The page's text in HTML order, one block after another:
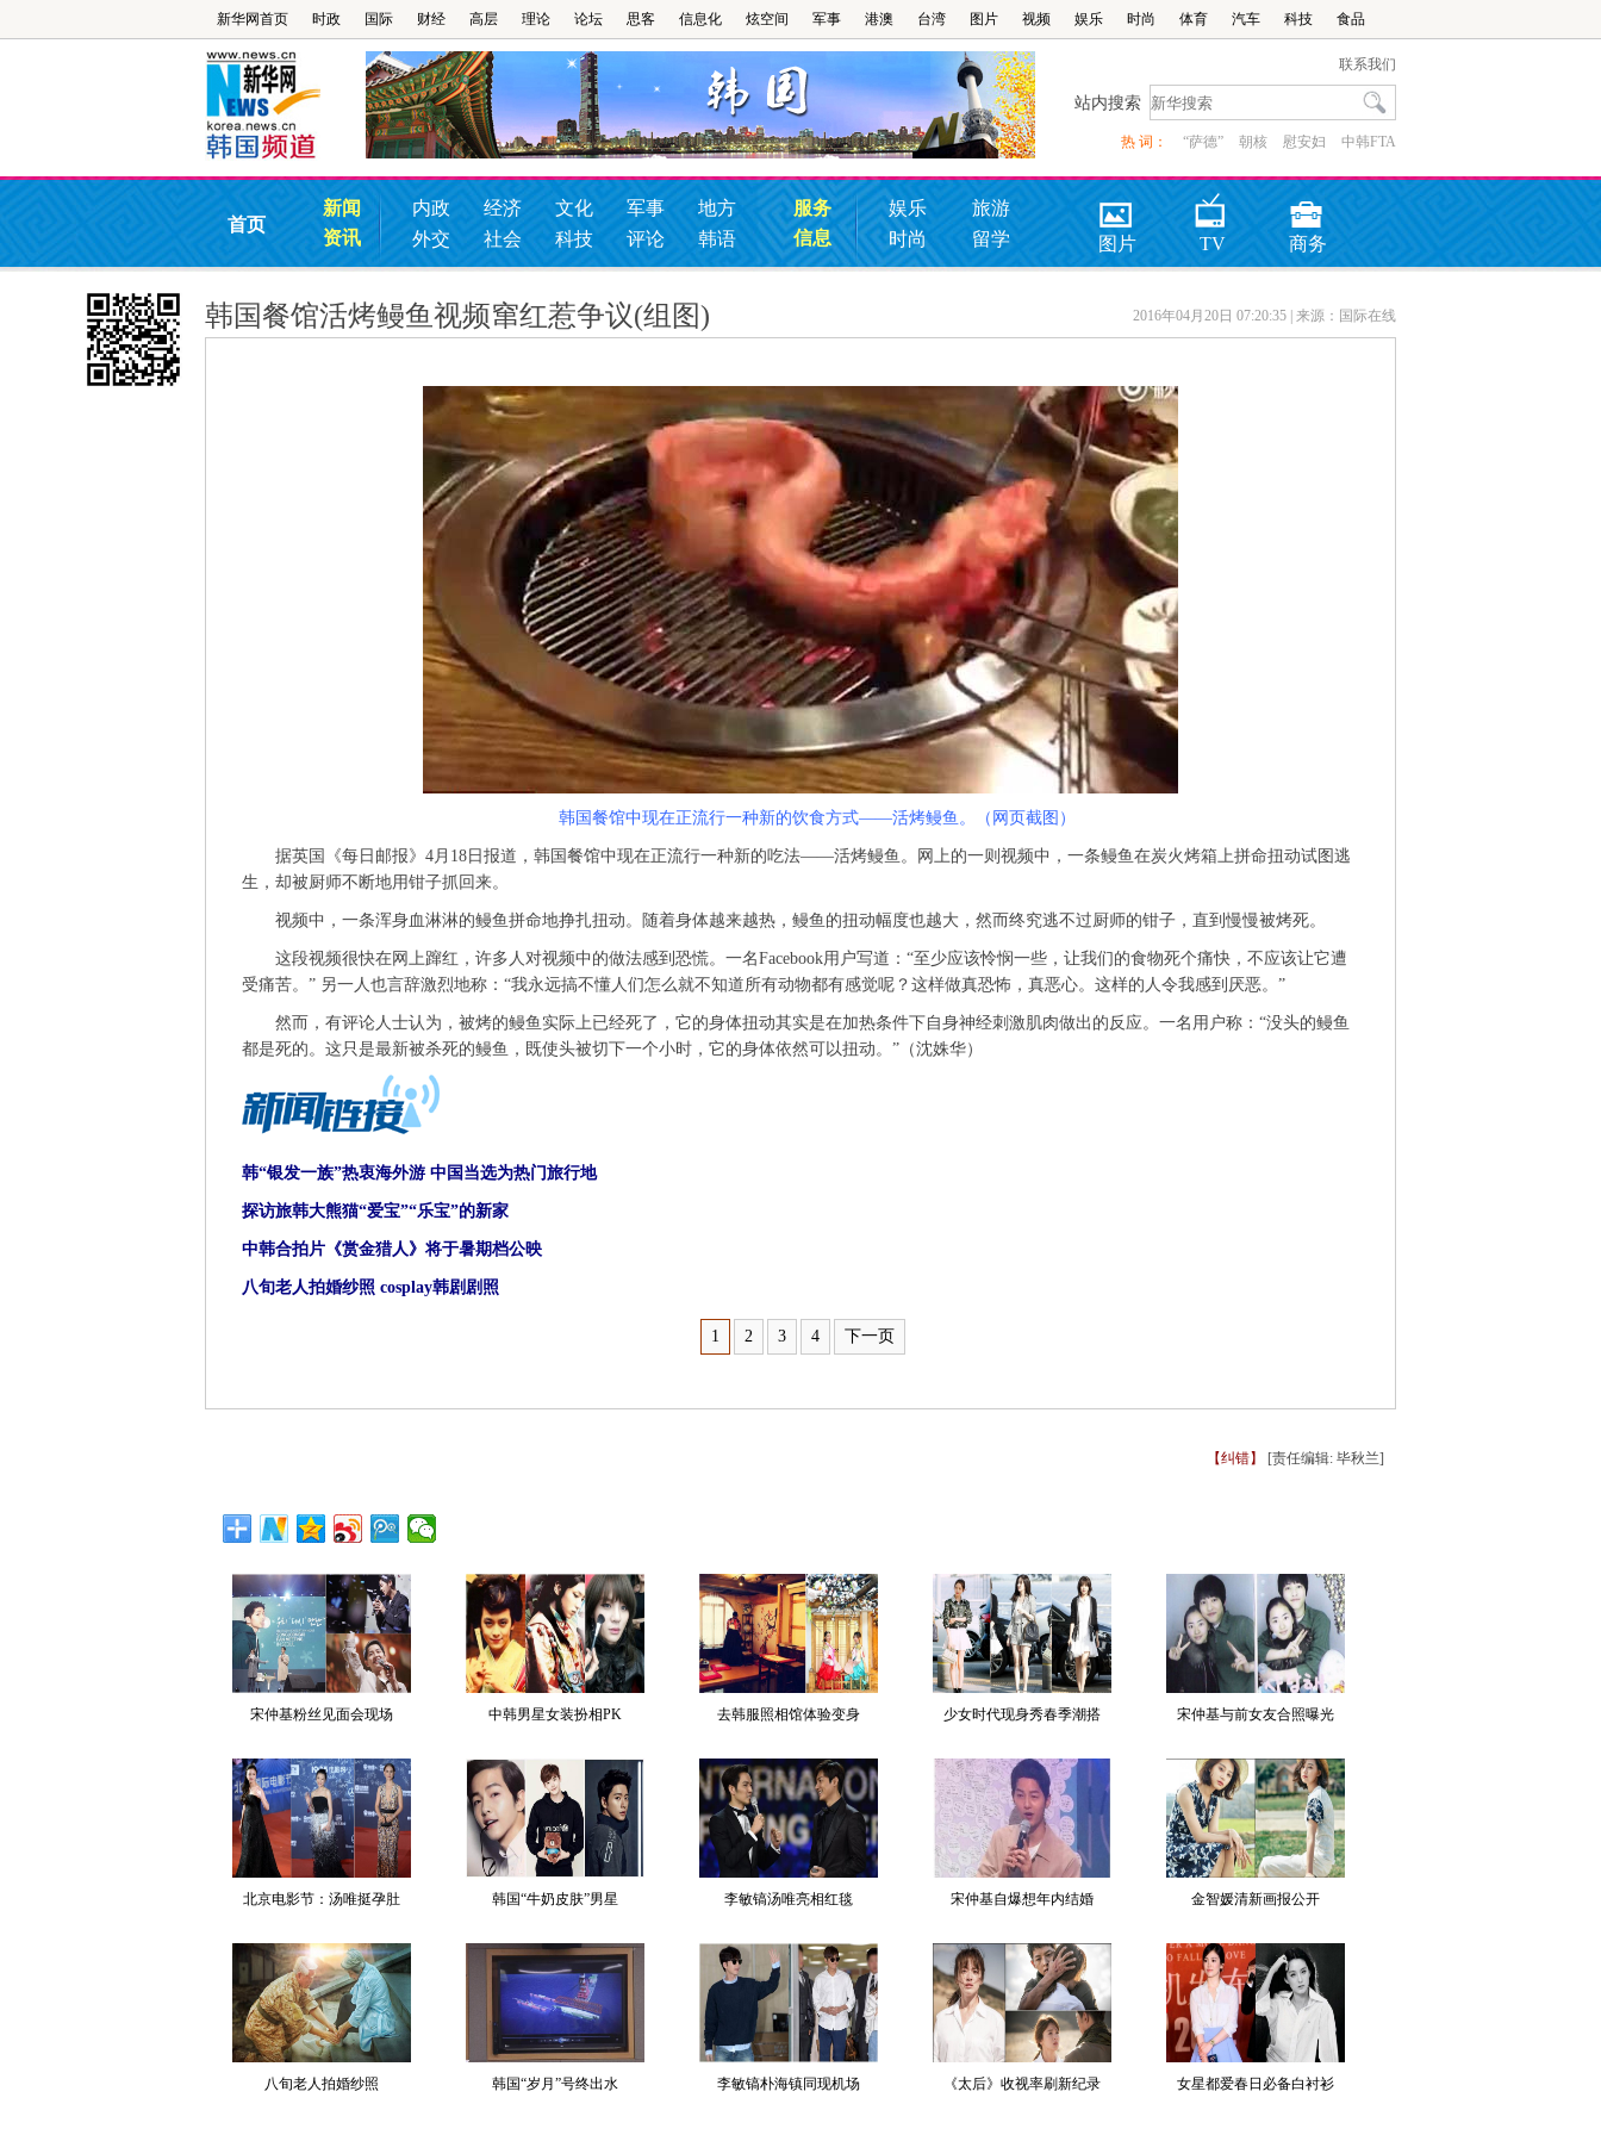
新华网首页 时政 国际 财经 高层 理论 论坛 思客 信息化 炫空间 军事 港澳 台湾 图片 视频 娱乐 时尚 体育 汽车 科技 食品
联系我们
站内搜索
热 词： “萨德” 朝核 慰安妇 中韩FTA
首页
新闻
资讯
内政 经济 文化 军事
地方
外交
社会 科技 评论 韩语
服务
信息
娱乐
旅游
时尚
留学 图片 TV 商务
韩国餐馆活烤鳗鱼视频窜红惹争议(组图) 2016年04月20日 07:20:35 | 来源：国际在线
韩国餐馆中现在正流行一种新的饮食方式——活烤鳗鱼。（网页截图）
据英国《每日邮报》4月18日报道，韩国餐馆中现在正流行一种新的吃法——活烤鳗鱼。网上的一则视频中，一条鳗鱼在炭火烤箱上拼命扭动试图逃
生，却被厨师不断地用钳子抓回来。
视频中，一条浑身血淋淋的鳗鱼拼命地挣扎扭动。随着身体越来越热，鳗鱼的扭动幅度也越大，然而终究逃不过厨师的钳子，直到慢慢被烤死。
这段视频很快在网上蹿红，许多人对视频中的做法感到恐慌。一名Facebook用户写道：“至少应该怜悯一些，让我们的食物死个痛快，不应该让它遭
受痛苦。” 另一人也言辞激烈地称：“我永远搞不懂人们怎么就不知道所有动物都有感觉呢？这样做真恐怖，真恶心。这样的人令我感到厌恶。”
然而，有评论人士认为，被烤的鳗鱼实际上已经死了，它的身体扭动其实是在加热条件下自身神经刺激肌肉做出的反应。一名用户称：“没头的鳗鱼
都是死的。这只是最新被杀死的鳗鱼，既使头被切下一个小时，它的身体依然可以扭动。”（沈姝华）
韩“银发一族”热衷海外游 中国当选为热门旅行地
探访旅韩大熊猫“爱宝”“乐宝”的新家
中韩合拍片《赏金猎人》将于暑期档公映
八旬老人拍婚纱照 cosplay韩剧剧照
1 2 3 4 下一页
【纠错】 [责任编辑: 毕秋兰]
宋仲基粉丝见面会现场 中韩男星女装扮相PK 去韩服照相馆体验变身 少女时代现身秀春季潮搭 宋仲基与前女友合照曝光
北京电影节：汤唯挺孕肚 韩国“牛奶皮肤”男星 李敏镐汤唯亮相红毯 宋仲基自爆想年内结婚 金智媛清新画报公开
八旬老人拍婚纱照 韩国“岁月”号终出水 李敏镐朴海镇同现机场 《太后》收视率刷新纪录 女星都爱春日必备白衬衫